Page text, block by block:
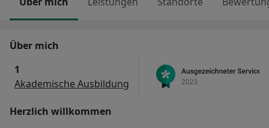
Über mich
1
Akademische Ausbildung
Herzlich willkommen